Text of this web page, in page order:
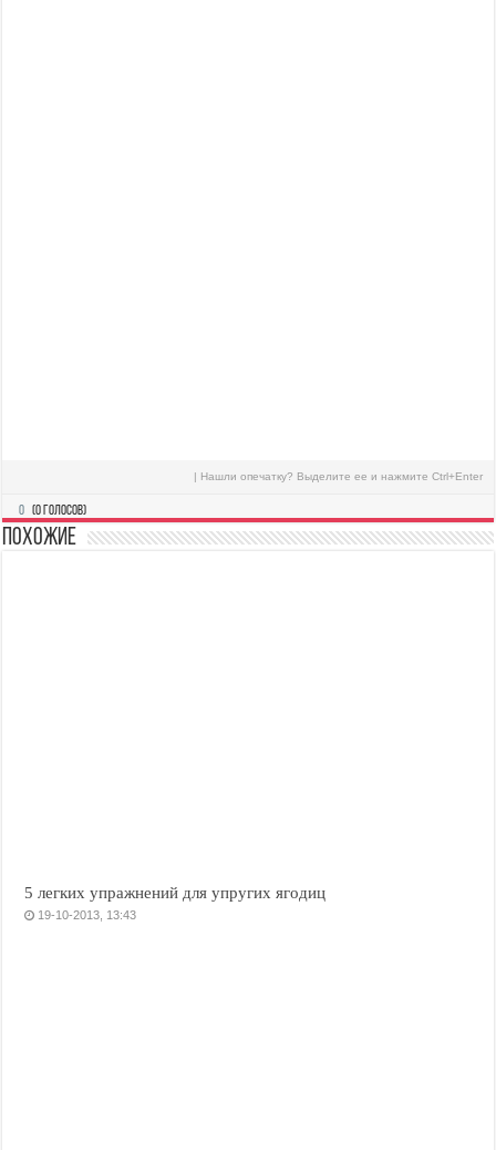
| Нашли опечатку? Выделите ее и нажмите Ctrl+Enter
0 (0 голосов)
Похожие
5 легких упражнений для упругих ягодиц
19-10-2013, 13:43